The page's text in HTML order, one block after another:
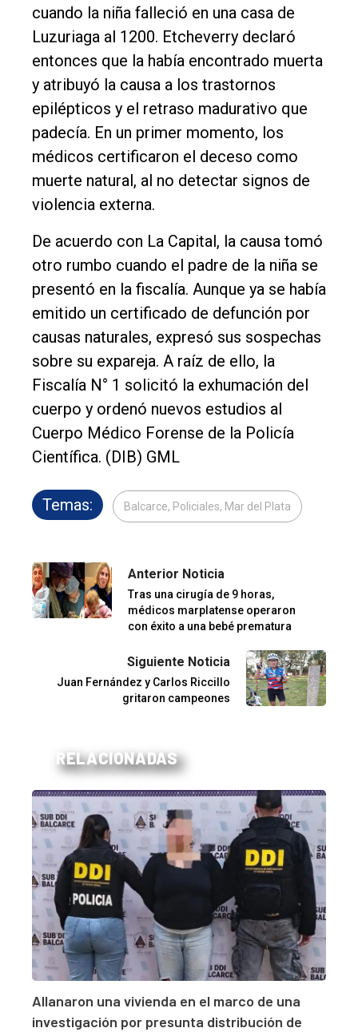
cuando la niña falleció en una casa de
Luzuriaga al 1200. Etcheverry declaró
entonces que la había encontrado muerta
y atribuyó la causa a los trastornos
epilépticos y el retraso madurativo que
padecía. En un primer momento, los
médicos certificaron el deceso como
muerte natural, al no detectar signos de
violencia externa.
De acuerdo con La Capital, la causa tomó
otro rumbo cuando el padre de la niña se
presentó en la fiscalía. Aunque ya se había
emitido un certificado de defunción por
causas naturales, expresó sus sospechas
sobre su expareja. A raíz de ello, la
Fiscalía N° 1 solicitó la exhumación del
cuerpo y ordenó nuevos estudios al
Cuerpo Médico Forense de la Policía
Científica. (DIB) GML
Temas: Balcarce, Policiales, Mar del Plata
Anterior Noticia
Tras una cirugía de 9 horas,
médicos marplatense operaron
con éxito a una bebé prematura
Siguiente Noticia
Juan Fernández y Carlos Riccillo
gritaron campeones
RELACIONADAS
Allanaron una vivienda en el marco de una
investigación por presunta distribución de